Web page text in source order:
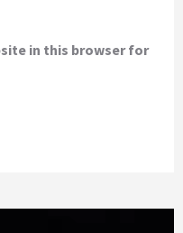
in this browser for